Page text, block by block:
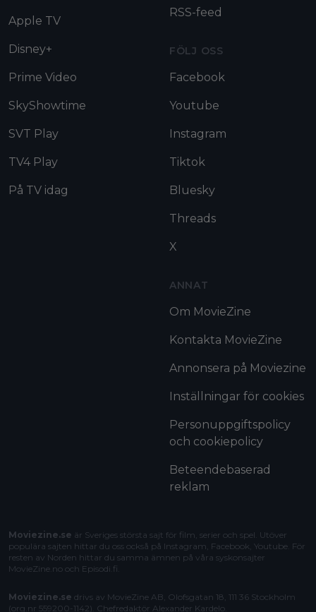
Apple TV
Disney+
Prime Video
SkyShowtime
SVT Play
TV4 Play
På TV idag
RSS-feed
FÖLJ OSS
Facebook
Youtube
Instagram
Tiktok
Bluesky
Threads
X
ANNAT
Om MovieZine
Kontakta MovieZine
Annonsera på Moviezine
Inställningar för cookies
Personuppgiftspolicy
och cookiepolicy
Beteendebaserad
reklam
Moviezine.se är Sveriges största sajt för film, serier och spel. Utöver
populära sajten hittar du oss också på Instagram, Facebook, Youtube. För
resten av Norden hittar du samma ämnen på våra syskonsajter
MovieZine.no och Episodi.fi
Moviezine.se drivs av MovieZine AB, Olofsgatan 18, 111 36 Stockholm
(org.nr 559200-1142). Chefredaktör Alexander Kardelo